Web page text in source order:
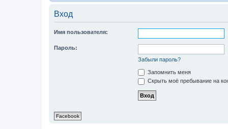
Вход
Имя пользователя:
Пароль:
Забыли пароль?
Запомнить меня
Скрыть моё пребывание на
Facebook